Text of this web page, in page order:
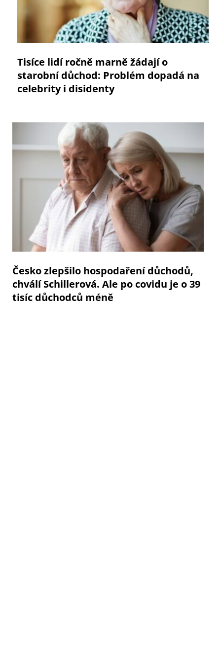
Tisíce lidí ročně marně žádají o
starobní důchod: Problém dopadá na
celebrity i disidenty
Česko zlepšilo hospodaření důchodů,
chválí Schillerová. Ale po covidu je o 39
tisíc důchodců méně